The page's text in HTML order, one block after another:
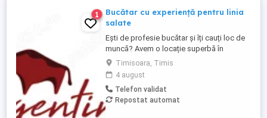
1
Bucătar cu experiență pentru linia
salate
Ești de profesie bucătar și îți cauți loc de
muncă? Avem o locație superbă în
apropiere de centrul orașului.
Responsabilități: - să fii o persoană
serioasă și muncitoare; - să vorbești
frumos; - să apreciezi și să pretuiești
curățenia; - să respecți programul de
Timisoara, Timis
4 august
Telefon validat
Repostat automat